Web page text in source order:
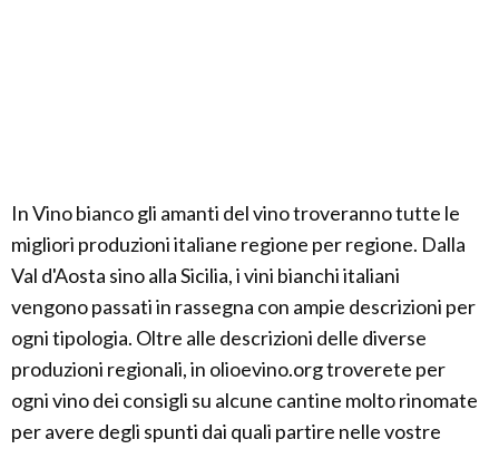
In Vino bianco gli amanti del vino troveranno tutte le
migliori produzioni italiane regione per regione. Dalla
Val d'Aosta sino alla Sicilia, i vini bianchi italiani
vengono passati in rassegna con ampie descrizioni per
ogni tipologia. Oltre alle descrizioni delle diverse
produzioni regionali, in olioevino.org troverete per
ogni vino dei consigli su alcune cantine molto rinomate
per avere degli spunti dai quali partire nelle vostre